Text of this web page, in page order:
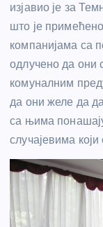
изјавио је за
што је
компанијама са
одлучено да они
комуналним
да они желе да
са њима
случајевима